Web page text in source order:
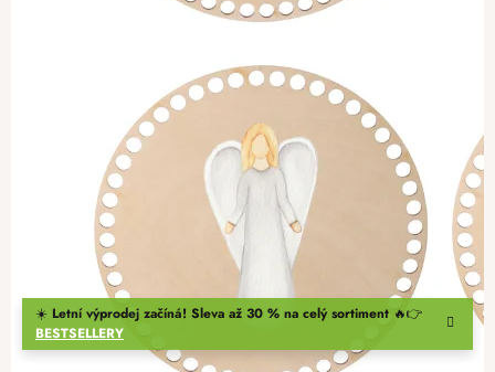
☀️ Letní výprodej začíná! Sleva až 30 % na celý sortiment 🔥👉
BESTSELLERY